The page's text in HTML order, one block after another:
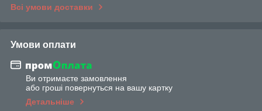
Всі умови доставки
Умови оплати
Ви отримаєте замовлення
або гроші повернуться на вашу картку
Детальніше